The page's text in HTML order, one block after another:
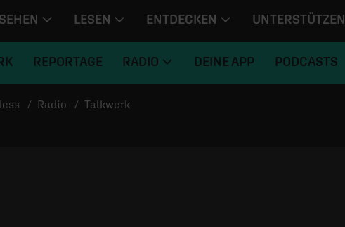
LESEN ENTDECKEN UNTERSTÜTZEN
REPORTAGE RADIO DEINE APP PODCASTS
Radio Talkwerk